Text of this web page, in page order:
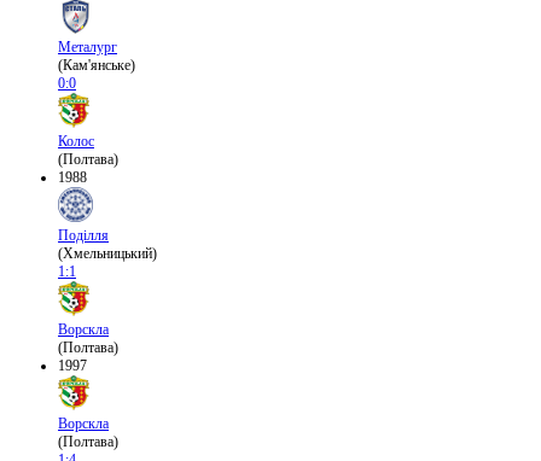
Металург
(Кам'янське)
0:0
Колос
(Полтава)
1988
Поділля
(Хмельницький)
1:1
Ворскла
(Полтава)
1997
Ворскла
(Полтава)